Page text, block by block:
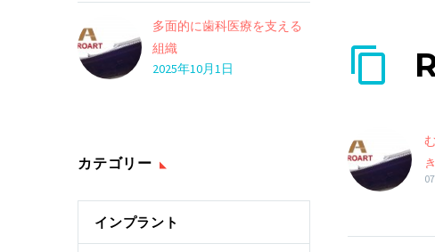
多面的に歯科医療を支える
組織
2025年10月1日
カテゴリー
インプラント